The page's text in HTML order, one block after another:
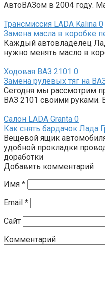
АвтоВАЗом в 2004 году.
Трансмиссия LADA Kalina 0
Замена масла в коробке
Каждый автовладелец
нужно менять масло в
Ходовая ВАЗ 2101 0
Замена рулевых тяг на
Сегодня мы рассмотрим
ВАЗ 2101 своими руками.
Салон LADA Granta 0
Как снять бардачок Лада
Вещевой ящик
удобной прокладки
доработки
Добавить комментарий
Имя *
Email *
Сайт
Комментарий